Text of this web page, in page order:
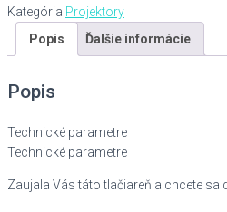
Kategória Projektory
Popis
Ďalšie informácie
Popis
Technické parametre
Technické parametre
Zaujala Vás táto tlačiareň a chcete sa